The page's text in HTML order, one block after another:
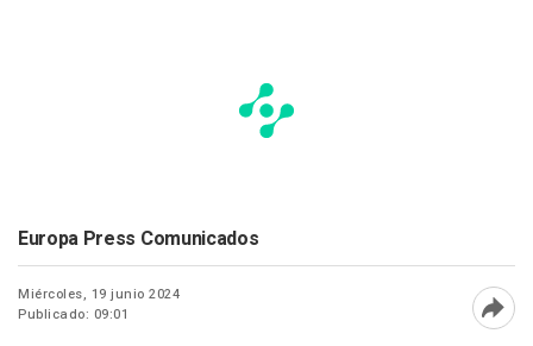
Europa Press Comunicados
Miércoles, 19 junio 2024
Publicado: 09:01